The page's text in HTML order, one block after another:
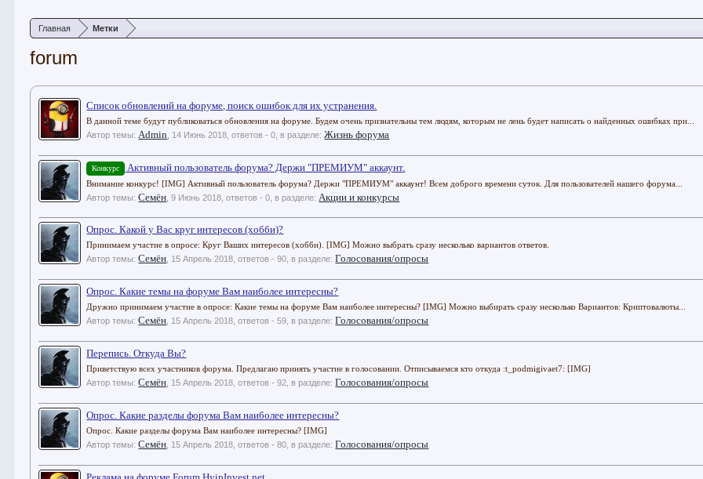
Главная Метки
forum
Список обновлений на форуме, поиск ошибок для их устранения.
В данной теме будут публиковаться обновления на форуме. Будем очень признательны тем людям, которым не лень будет написать о найденных ошибках при...
Автор темы: Admin 14 Июнь 2018 , ответов - 0, в разделе:Жизнь форума
Конкурс Активный пользователь форума? Держи "ПРЕМИУМ" аккаунт.
Внимание конкурс! [IMG] Активный пользователь форума? Держи "ПРЕМИУМ" аккаунт! Всем доброго времени суток. Для пользователей нашего форума...
Автор темы:Семён ,9 Июнь 2018 , ответов - 0, в разделе: Акции и конкурсы
Опрос. Какой у Вас круг интересов (хобби)?
Принимаем участие в опросе: Круг Ваших интересов (хобби). [IMG] Можно выбрать сразу несколько вариантов ответов.
Автор темы:Семён 15 Апрель 2018 , ответов - 90, в разделе:Голосования/опросы
Опрос. Какие темы на форуме Вам наиболее интересны?
Дружно принимаем участие в опросе: Какие темы на форуме Вам наиболее интересны? [IMG] Можно выбирать сразу несколько Вариантов: Криптовалюты...
Автор темы:Семён 15 Апрель 2018 , ответов - 59, в разделе:Голосования/опросы
Перепись. Откуда Вы?
Приветствую всех участников форума. Предлагаю принять участие в голосовании. Отписываемся кто откуда :t_podmigivaet7: [IMG]
Автор темы:Семён 15 Апрель 2018 , ответов - 92, в разделе:Голосования/опросы
Опрос. Какие разделы форума Вам наиболее интересны?
Опрос. Какие разделы форума Вам наиболее интересны? [IMG]
Автор темы:Семён 15 Апрель 2018 , ответов - 80, в разделе:Голосования/опросы